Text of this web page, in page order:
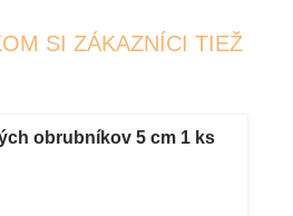
SI ZÁKAZNÍCI TIEŽ
obrubníkov 5 cm 1 ks